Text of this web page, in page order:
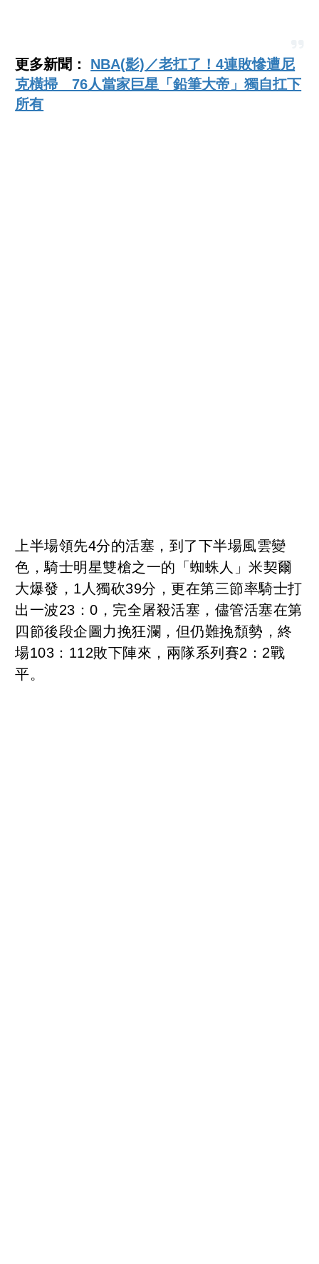
更多新聞： NBA(影)／老扛了！4連敗慘遭尼
克橫掃 76人當家巨星「鉛筆大帝」獨自扛下
所有
上半場領先4分的活塞，到了下半場風雲變
色，騎士明星雙槍之一的「蜘蛛人」米契爾
大爆發，1人獨砍39分，更在第三節率騎士打
出一波23：0，完全屠殺活塞，儘管活塞在第
四節後段企圖力挽狂瀾，但仍難挽頹勢，終
場103：112敗下陣來，兩隊系列賽2：2戰
平。